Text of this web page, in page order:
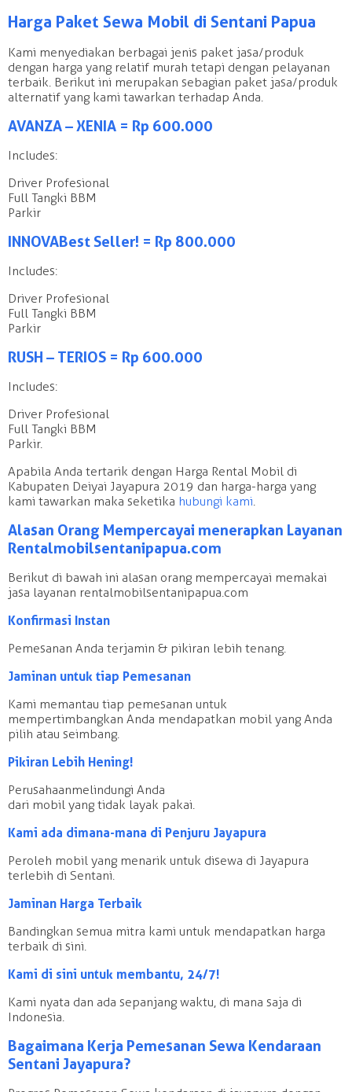
Harga Paket Sewa Mobil di Sentani Papua
Kami menyediakan berbagai jenis paket jasa/produk
dengan harga yang relatif murah tetapi dengan pelayanan
terbaik. Berikut ini merupakan sebagian paket jasa/produk
alternatif yang kami tawarkan terhadap Anda.
AVANZA – XENIA = Rp 600.000
Includes:
Driver Profesional
Full Tangki BBM
Parkir
INNOVA Best Seller! = Rp 800.000
Includes:
Driver Profesional
Full Tangki BBM
Parkir
RUSH – TERIOS = Rp 600.000
Includes:
Driver Profesional
Full Tangki BBM
Parkir.
Apabila Anda tertarik dengan Harga Rental Mobil di
Kabupaten Deiyai Jayapura 2019 dan harga-harga yang
kami tawarkan maka seketika hubungi kami
Alasan Orang Mempercayai menerapkan Layanan
Rentalmobilsentanipapua.com
Berikut di bawah ini alasan orang mempercayai memakai
jasa layanan rentalmobilsentanipapua.com
Konfirmasi Instan
Pemesanan Anda terjamin & pikiran lebih tenang.
Jaminan untuk tiap Pemesanan
Kami memantau tiap pemesanan untuk
mempertimbangkan Anda mendapatkan mobil yang Anda
pilih atau seimbang.
Pikiran Lebih Hening!
Perusahaan melindungi Anda
dari mobil yang tidak layak pakai.
Kami ada dimana-mana di Penjuru Jayapura
Peroleh mobil yang menarik untuk disewa di Jayapura
terlebih di Sentani.
Jaminan Harga Terbaik
Bandingkan semua mitra kami untuk mendapatkan harga
terbaik di sini.
Kami di sini untuk membantu, 24/7!
Kami nyata dan ada sepanjang waktu, di mana saja di
Indonesia.
Bagaimana Kerja Pemesanan Sewa Kendaraan
Sentani Jayapura?